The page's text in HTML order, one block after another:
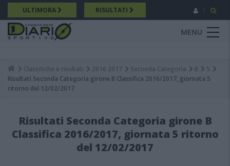
Salta
al
contenuto
principale
ULTIMORA RISULTATI
MENU
Breadcrumb
Classifiche e risultati 2016 2017 Seconda Categoria B
5
Risultati Seconda Categoria girone B Classifica 2016/2017, giornata 5
ritorno del 12/02/2017
Risultati Seconda Categoria girone B
Classifica 2016/2017, giornata 5 ritorno
del 12/02/2017